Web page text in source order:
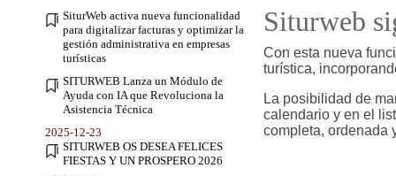
SiturWeb activa nueva funcionalidad
para digitalizar facturas y optimizar la
gestión administrativa en empresas
turísticas
SITURWEB Lanza un Módulo de
Ayuda con IA que Revoluciona la
Asistencia Técnica
2025-12-23
SITURWEB OS DESEA FELICES
FIESTAS Y UN PROSPERO 2026
Siturweb
Con esta nueva
turística,
La posibilidad de
calendario y en el
completa, ordenada